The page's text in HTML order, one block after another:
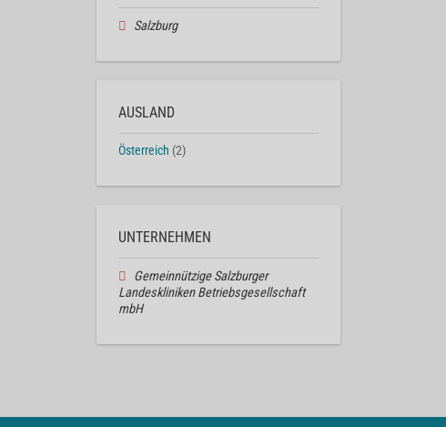
Salzburg
AUSLAND
Österreich (2)
UNTERNEHMEN
Gemeinnützige Salzburger
Landeskliniken Betriebsgesellschaft
mbH